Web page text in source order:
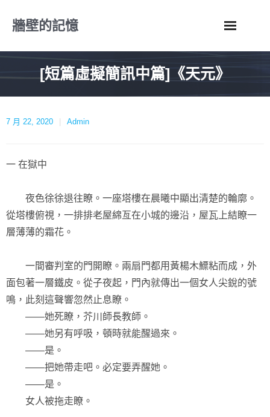
牆壁的記憶
[短篇虛擬簡訊中篇]《天元》
7 月 22, 2020 Admin
一 在獄中
夜色徐徐退往瞭。一座塔樓在晨曦中顯出清楚的輪廓。
從塔樓俯視，一排排老屋綿亙在小城的邊沿，屋瓦上結瞭一
層薄薄的霜花。
一間審判室的門開瞭。兩扇門都用黃楊木鰾粘而成，外
面包著一層鐵皮。從子夜起，門內就傳出一個女人尖銳的號
鳴，此刻這聲響忽然止息瞭。
——她死瞭，芥川師長教師。
——她另有呼吸，頓時就能醒過來。
——是。
——把她帶走吧。必定要弄醒她。
——是。
女人被拖走瞭。